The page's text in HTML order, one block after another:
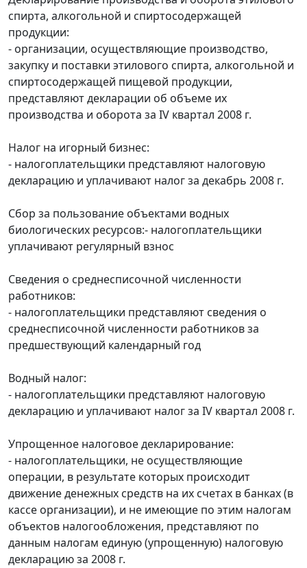
спирта, алкогольной и спиртосодержащей
продукции:
- организации, осуществляющие производство,
закупку и поставки этилового спирта, алкогольной и
спиртосодержащей пищевой продукции,
представляют декларации об объеме их
производства и оборота за IV квартал 2008 г.
Налог на игорный бизнес:
- налогоплательщики представляют налоговую
декларацию и уплачивают налог за декабрь 2008 г.
Сбор за пользование объектами водных
биологических ресурсов:- налогоплательщики
уплачивают регулярный взнос
Сведения о среднесписочной численности
работников:
- налогоплательщики представляют сведения о
среднесписочной численности работников за
предшествующий календарный год
Водный налог:
- налогоплательщики представляют налоговую
декларацию и уплачивают налог за IV квартал 2008 г.
Упрощенное налоговое декларирование:
- налогоплательщики, не осуществляющие
операции, в результате которых происходит
движение денежных средств на их счетах в банках (в
кассе организации), и не имеющие по этим налогам
объектов налогообложения, представляют по
данным налогам единую (упрощенную) налоговую
декларацию за 2008 г.